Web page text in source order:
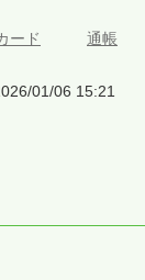
ード 通帳
01/06 15:21